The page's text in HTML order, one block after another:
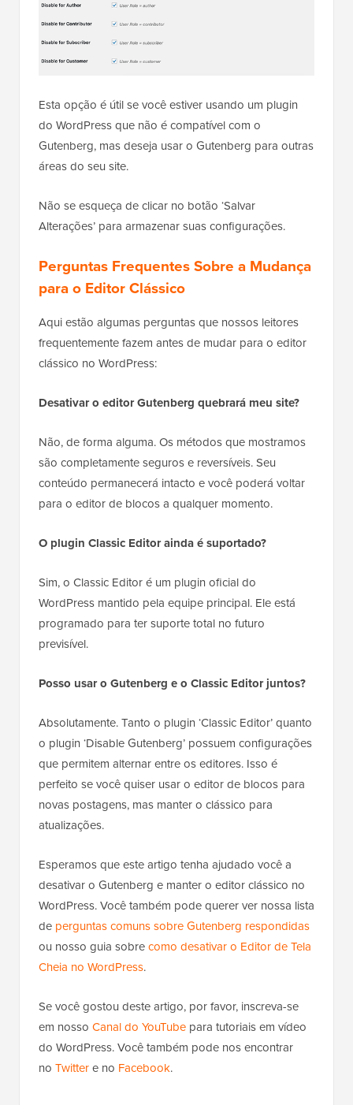
Esta opção é útil se você estiver usando um plugin
do WordPress que não é compatível com o
Gutenberg, mas deseja usar o Gutenberg para outras
áreas do seu site.
Não se esqueça de clicar no botão ‘Salvar
Alterações’ para armazenar suas configurações.
Perguntas Frequentes Sobre a Mudança
para o Editor Clássico
Aqui estão algumas perguntas que nossos leitores
frequentemente fazem antes de mudar para o editor
clássico no WordPress:
Desativar o editor Gutenberg quebrará meu site?
Não, de forma alguma. Os métodos que mostramos
são completamente seguros e reversíveis. Seu
conteúdo permanecerá intacto e você poderá voltar
para o editor de blocos a qualquer momento.
O plugin Classic Editor ainda é suportado?
Sim, o Classic Editor é um plugin oficial do
WordPress mantido pela equipe principal. Ele está
programado para ter suporte total no futuro
previsível.
Posso usar o Gutenberg e o Classic Editor juntos?
Absolutamente. Tanto o plugin ‘Classic Editor’ quanto
o plugin ‘Disable Gutenberg’ possuem configurações
que permitem alternar entre os editores. Isso é
perfeito se você quiser usar o editor de blocos para
novas postagens, mas manter o clássico para
atualizações.
Esperamos que este artigo tenha ajudado você a
desativar o Gutenberg e manter o editor clássico no
WordPress. Você também pode querer ver nossa lista
de perguntas comuns sobre Gutenberg respondidas
ou nosso guia sobrecomo desativar o Editor de Tela
Cheia no WordPress.
Se você gostou deste artigo, por favor, inscreva-se
em nosso Canal do YouTube para tutoriais em vídeo
do WordPress. Você também pode nos encontrar
no Twittere no Facebook.